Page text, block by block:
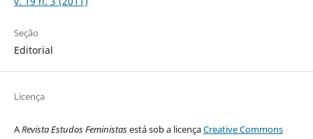
Seção
Editorial
Licença
ARevista Estudos Feministasestá sob a licençaCreative Commons